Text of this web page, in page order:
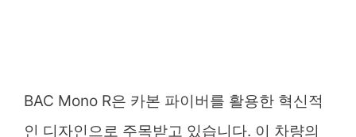
BAC Mono R은 카본 파이버를 활용한 혁신적
인 디자인으로 주목받고 있습니다. 이 차량의